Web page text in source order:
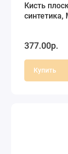
Кисть
синтетика,
377.00р.
Купить